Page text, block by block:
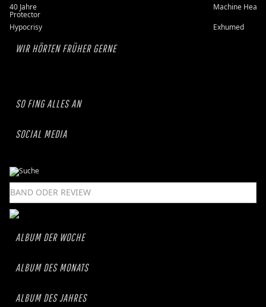
40 Jahre
Protector
Machine Head
Hypocrisy
Exhumed
WIR HÖRTEN FRÜHER GERNE
SO FING ALLES AN
SOCIAL MEDIA
ALBUM DER WOCHE
ALBUM DES MONATS
ALBUM DES JAHRES